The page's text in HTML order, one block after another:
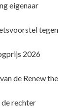
eigenaar
tegen
2026
de Renew the
rechter